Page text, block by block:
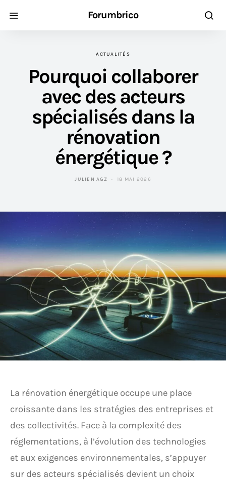
Forumbrico
ACTUALITÉS
Pourquoi collaborer
avec des acteurs
spécialisés dans la
rénovation
énergétique ?
JULIEN AGZ 18 MAI 2026
La rénovation énergétique occupe une place
croissante dans les stratégies des entreprises et
des collectivités. Face à la complexité des
réglementations, à l’évolution des technologies
et aux exigences environnementales, s’appuyer
sur des acteurs spécialisés devient un choix